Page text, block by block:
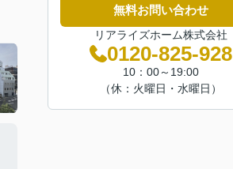
無料お問い合わせ
リアライズホーム株式会社
0120-825-928
10：00～19:00
（休：火曜日・水曜日）